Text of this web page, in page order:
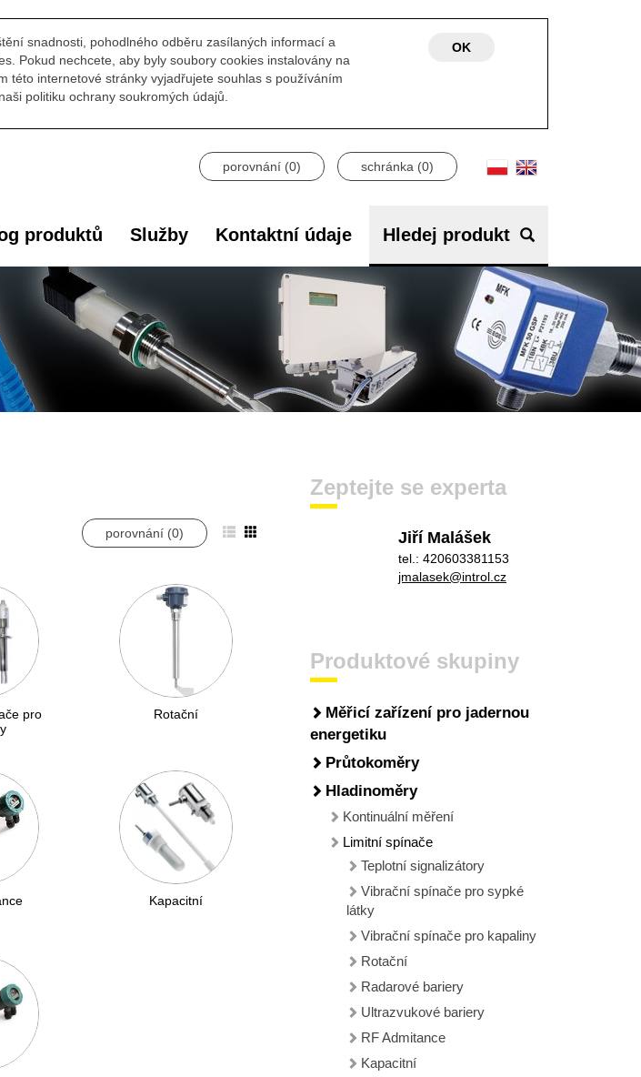
snadnosti, pohodlného odběru zasílaných informací a
Pokud nechcete, aby byly soubory cookies instalovány na
této internetové stránky vyjadřujete souhlas s používáním
politiku ochrany soukromých údajů.
OK
porovnání (0) schránka (0)
produktů Služby Kontaktní údaje Hledej produkt
Zeptejte se experta
Jiří Malášek
tel.: 420603381153
jmalasek@introl.cz
Produktové skupiny
Měřicí zařízení pro jadernou
energetiku
Průtokoměry
Hladinoměry
Kontinuální měření
Limitní spínače
Teplotní signalizátory
Vibrační spínače pro sypké
látky
Vibrační spínače pro kapaliny
Rotační
Radarové bariery
Ultrazvukové bariery
RF Admitance
Kapacitní
porovnání (0)
pro
Rotační
Kapacitní